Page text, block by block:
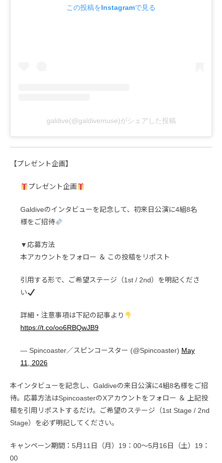
この投稿をInstagramで見る
galdive(@galdivemuse)がシェアした投稿
【プレゼント企画】
プレゼント企画
Galdiveのインタビューを記念して、初来日公演に4組8名
様をご招待
▼応募方法
本アカウントをフォロー ＆ この投稿をリポスト
引用する形で、ご希望ステージ（1st / 2nd）を明記くださ
い
詳細・注意事項は下記の記事より
https://t.co/oo6RBQwJB9
— Spincoaster／スピンコースター (@Spincoaster) May
11, 2026
本インタビューを記念し、Galdiveの来日公演に4組8名様をご招
待。応募方法はSpincoasterのXアカウントをフォロー ＆ 上記投
稿を引用リポストするだけ。ご希望のステージ（1st Stage / 2nd
Stage）を必ず明記してください。
キャンペーン期間：5月11日（月）19：00〜5月16日（土）19：
00